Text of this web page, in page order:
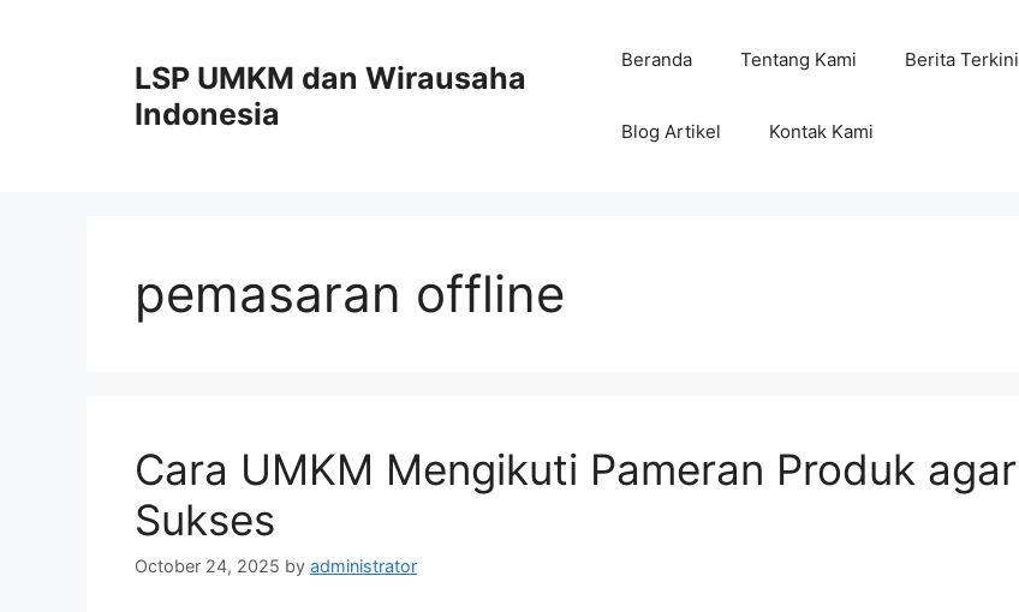
LSP UMKM dan Wirausaha
Indonesia
Beranda Tentang Kami Berita Terkini
Blog Artikel Kontak Kami
pemasaran offline
Cara UMKM Mengikuti Pameran Produk agar
Sukses
October 24, 2025 by administrator